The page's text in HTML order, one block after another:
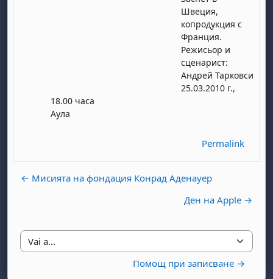
Швеция,
копродукция с
Франция.
Режисьор и
сценарист:
Андрей Тарковси
25.03.2010 г.,
18.00 часа
Аула
Permalink
← Мисията на фондация Конрад Аденауер
Ден на Apple →
Vai a...
Помощ при записване →